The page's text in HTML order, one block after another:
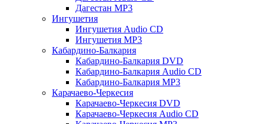
Дагестан MP3
Ингушетия
Ингушетия Audio CD
Ингушетия MP3
Кабардино-Балкария
Кабардино-Балкария DVD
Кабардино-Балкария Audio CD
Кабардино-Балкария MP3
Карачаево-Черкесия
Карачаево-Черкесия DVD
Карачаево-Черкесия Audio CD